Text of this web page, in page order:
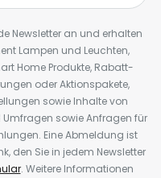
Newsletter an und erhalten
Lampen und Leuchten,
Home Produkte, Rabatt-
oder Aktionspakete,
sowie Inhalte von
sowie Anfragen für
Eine Abmeldung ist
den Sie in jedem Newsletter
. Weitere Informationen